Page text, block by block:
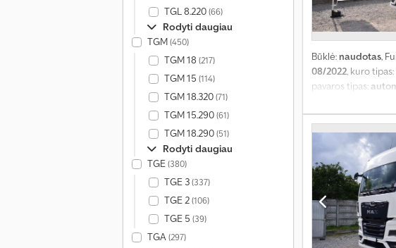
TGL 8.220(66)
Rodyti daugiau
TGM(450)
TGM 18 (217)
TGM 15 (114)
TGM 18.320(71)
TGM 15.290(61)
TGM 18.290(51)
Rodyti daugiau
TGE(380)
TGE 3(337)
TGE 2(106)
TGE 5 (39)
TGA(297)
Būklė: naudotas,
08/2022, kuro tipas:
pavaros tipas:
kabinos talpa su
D2676 LFAI, 346
stabdymo
sėdynė su
atlošo reguliavimas
vandens šildytuvas
specifikacijos
Padangos priekinei
315/70R22.5